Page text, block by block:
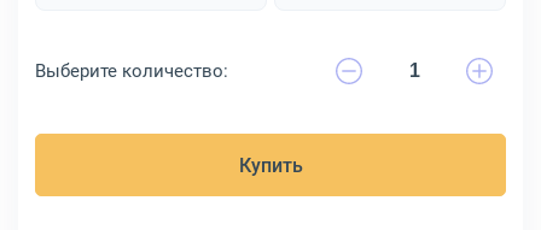
Выберите количество:
Купить